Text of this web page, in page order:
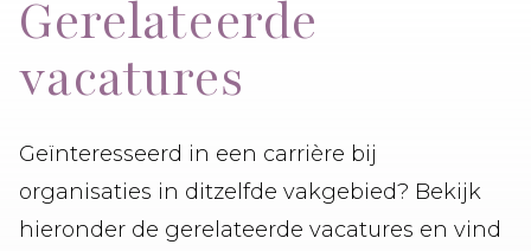
Gerelateerde
vacatures
Geïnteresseerd in een carrière bij
organisaties in ditzelfde vakgebied? Bekijk
hieronder de gerelateerde vacatures en vind